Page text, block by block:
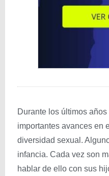
Durante los últimos
importantes avances en
diversidad sexual.
infancia. Cada vez son
hablar de ello con sus